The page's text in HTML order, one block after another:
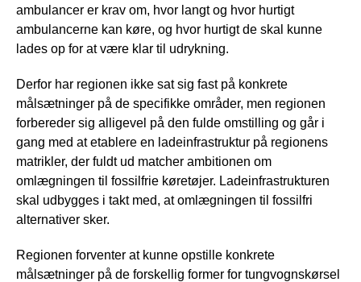
ambulancer er krav om, hvor langt og hvor hurtigt
ambulancerne kan køre, og hvor hurtigt de skal kunne
lades op for at være klar til udrykning.
Derfor har regionen ikke sat sig fast på konkrete
målsætninger på de specifikke områder, men regionen
forbereder sig alligevel på den fulde omstilling og går i
gang med at etablere en ladeinfrastruktur på regionens
matrikler, der fuldt ud matcher ambitionen om
omlægningen til fossilfrie køretøjer. Ladeinfrastrukturen
skal udbygges i takt med, at omlægningen til fossilfri
alternativer sker.
Regionen forventer at kunne opstille konkrete
målsætninger på de forskellig former for tungvognskørsel